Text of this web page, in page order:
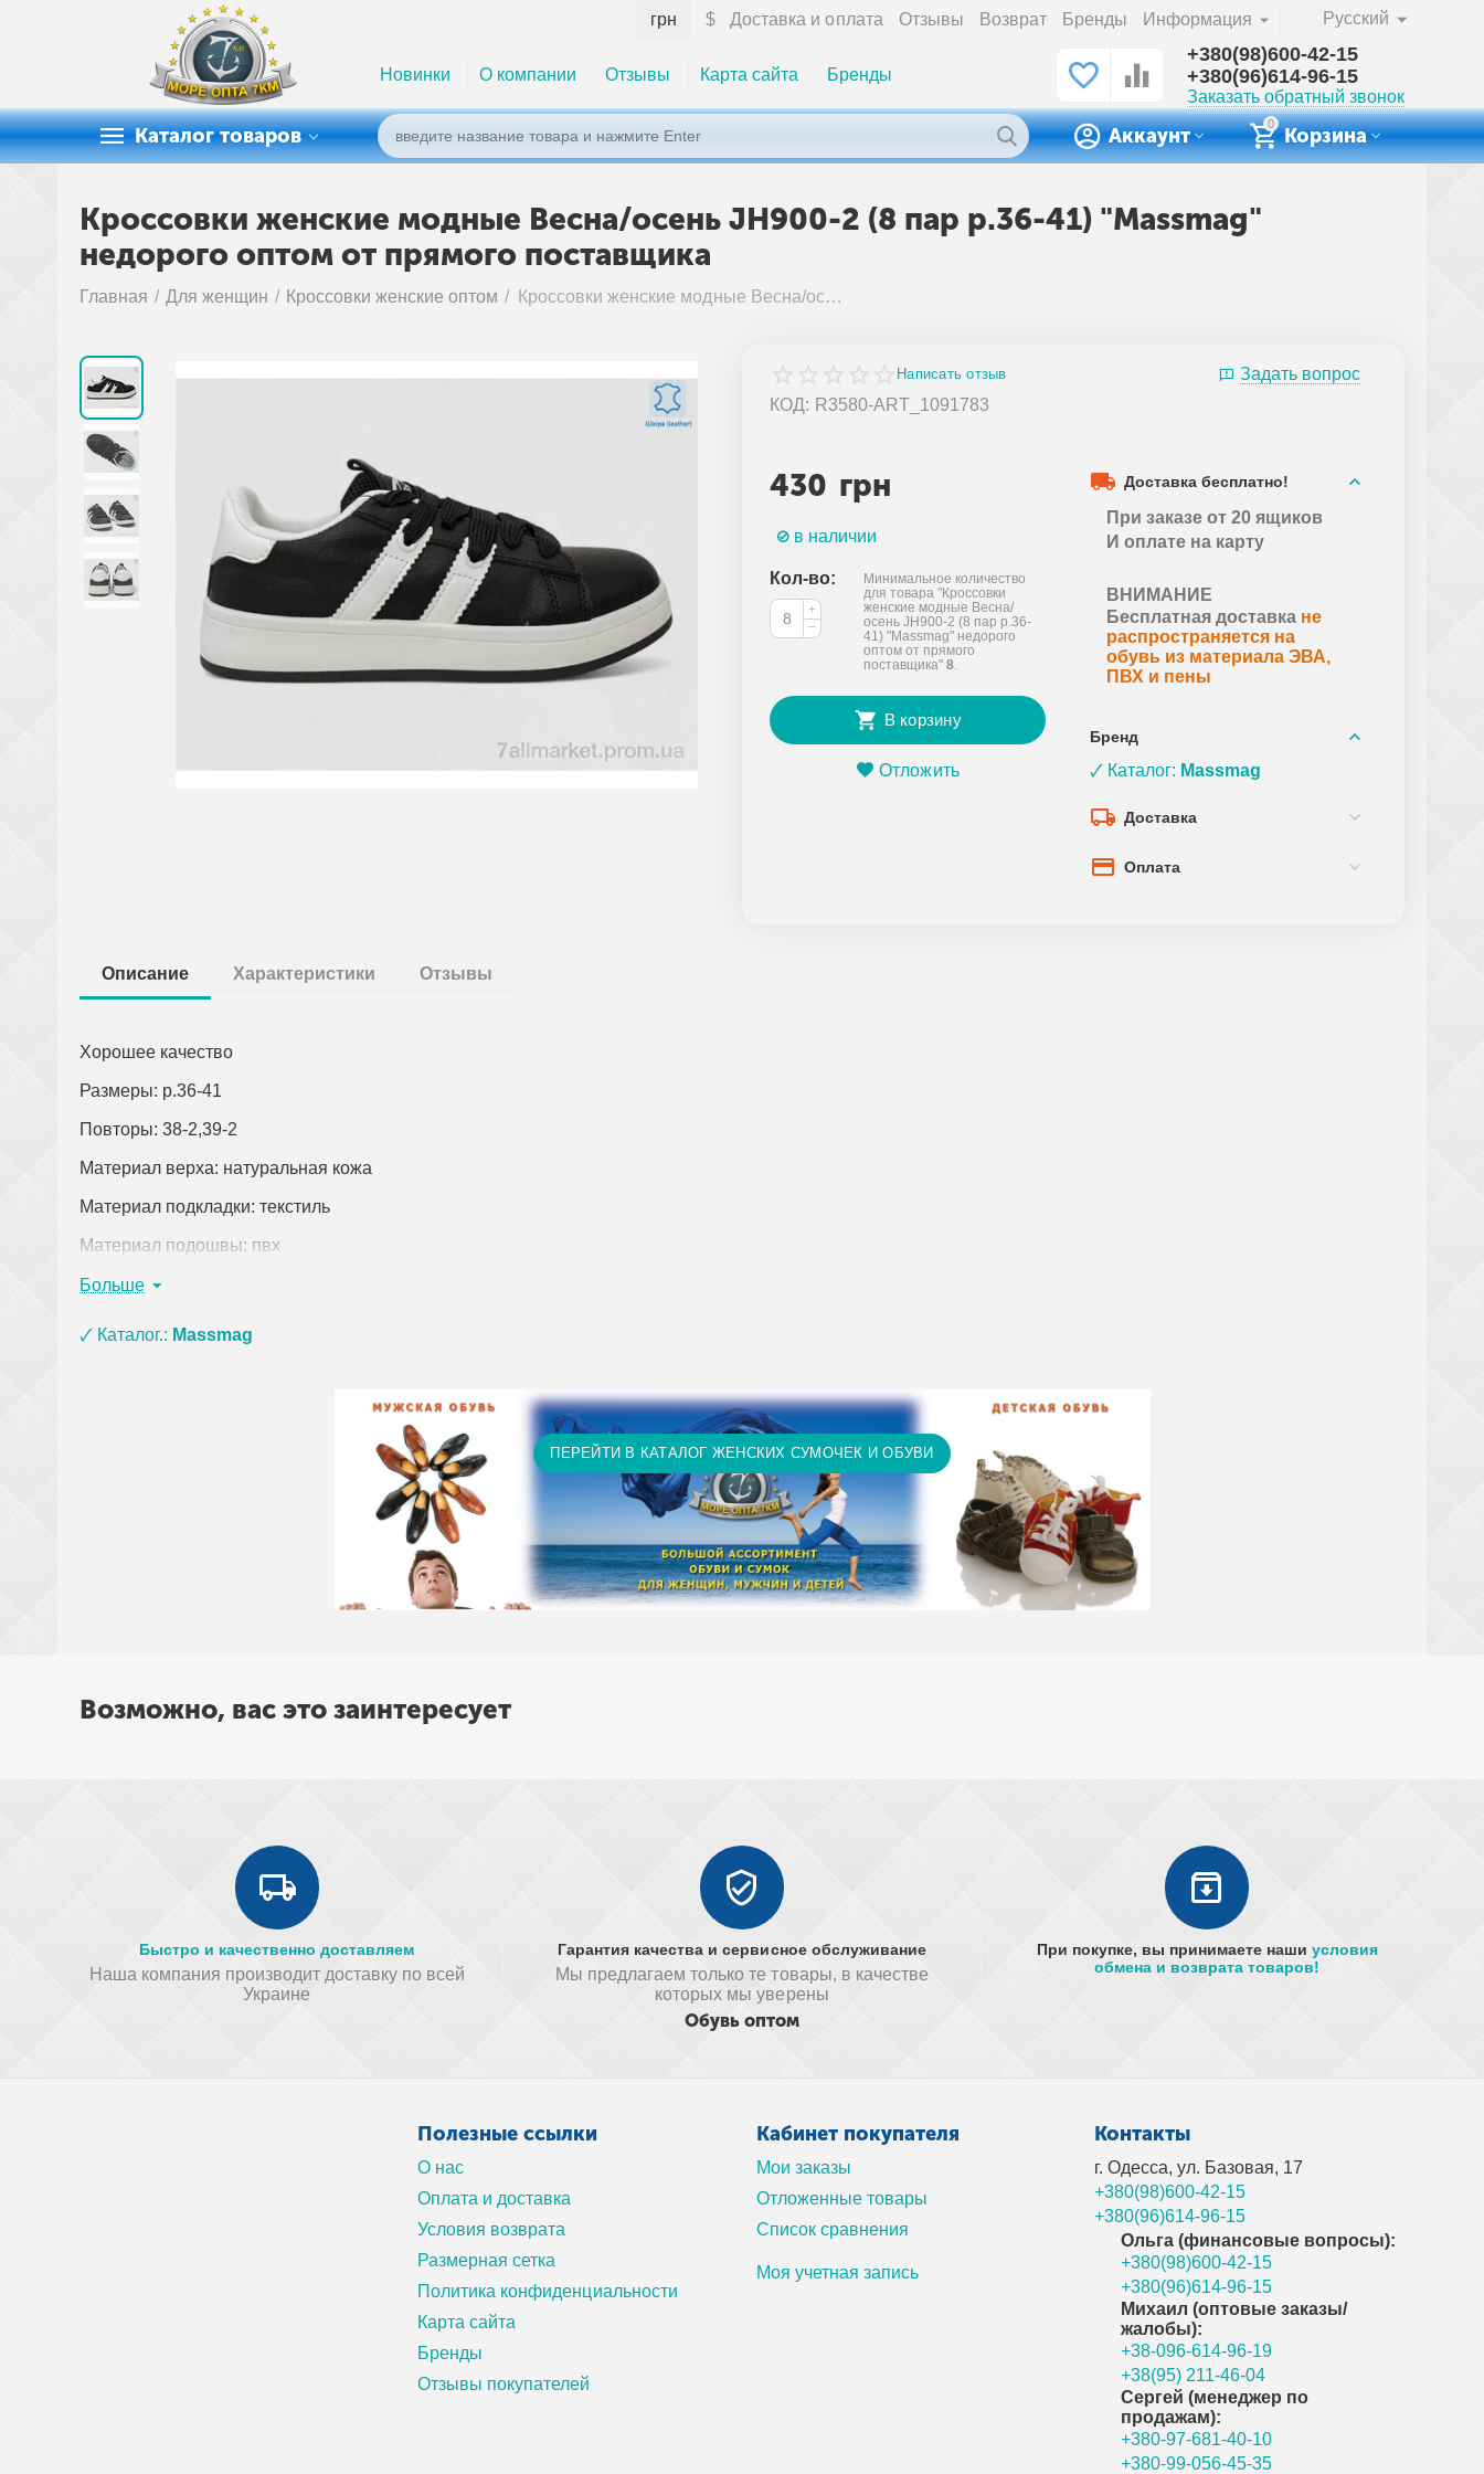
Русский
Доставка и оплата Отзывы Возврат Бренды Информация
грн $
Новинки О компании Отзывы Карта сайта Бренды
+380(98)600-42-15
+380(96)614-96-15
Заказать обратный звонок
Каталог товаров
0
Корзина
Аккаунт
Кроссовки женские модные Весна/осень JH900-2 (8 пар р.36-41) "Massmag"
недорого оптом от прямого поставщика
Главная / Для женщин / Кроссовки женские оптом / Кроссовки женские модные Весна/осень JH900-2 (8 пар р.36-41) "Massmag" недорого оптом от прямого поставщика
Написать отзыв
Задать вопрос
КОД: R3580-ART_1091783
430 грн
в наличии
Кол-во:
+
−
Минимальное количество
для товара "Кроссовки
женские модные Весна/
осень JH900-2 (8 пар р.36-
41) "Massmag" недорого
оптом от прямого
поставщика"8.
В корзину
Отложить
Доставка бесплатно!
При заказе от 20 ящиков
И оплате на карту
ВНИМАНИЕ
Бесплатная доставка не
распространяется на
обувь из материала ЭВА,
ПВХ и пены
Бренд
🗸 Каталог: Massmag
Доставка
Оплата
Описание Характеристики Отзывы
Хорошее качество
Размеры: р.36-41
Повторы: 38-2,39-2
Материал верха: натуральная кожа
Материал подкладки: текстиль
Материал подошвы: пвх
Цвет: черный
При заказе одежды (кроме верхней) на сумму от 15 тыс. грн. и оплате на карту доставка бесплатно! При заказе обуви от 20 ящиков (кроме обуви из
материала ЭВА, ПВХ и пены) и оплате на карту доставка бесплатно! Доставка НЕ ОПЛАЧИВАЕТСЯ за крупногабаритный товар (чемоданы, рюкзаки,
сумки, покрывала, постельное белье, полотенца и т.д.)
Больше
🗸 Каталог.: Massmag
ПЕРЕЙТИ В КАТАЛОГ ЖЕНСКИХ СУМОЧЕК И ОБУВИ
Возможно, вас это заинтересует
Быстро и качественно доставляем
Наша компания производит доставку по всей
Украине
Гарантия качества и сервисное обслуживание
Мы предлагаем только те товары, в качестве
которых мы уверены
Обувь оптом
При покупке, вы принимаете наши условия
обмена и возврата товаров!
Полезные ссылки
О нас
Оплата и доставка
Условия возврата
Размерная сетка
Политика конфиденциальности
Карта сайта
Бренды
Отзывы покупателей
Кабинет покупателя
Мои заказы
Отложенные товары
Список сравнения
Моя учетная запись
Контакты
г. Одесса, ул. Базовая, 17
+380(98)600-42-15
+380(96)614-96-15
Ольга (финансовые вопросы):
+380(98)600-42-15
+380(96)614-96-15
Михаил (оптовые заказы/
жалобы):
+38-096-614-96-19
+38(95) 211-46-04
Сергей (менеджер по
продажам):
+380-97-681-40-10
+380-99-056-45-35